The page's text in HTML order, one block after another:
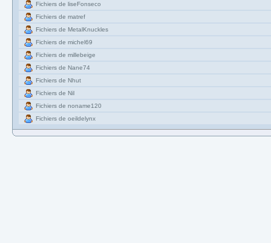
Fichiers de liseFonseco
Fichiers de matref
Fichiers de MetalKnuckles
Fichiers de michel69
Fichiers de millebeige
Fichiers de Nane74
Fichiers de Nhut
Fichiers de Nil
Fichiers de noname120
Fichiers de oeildelynx